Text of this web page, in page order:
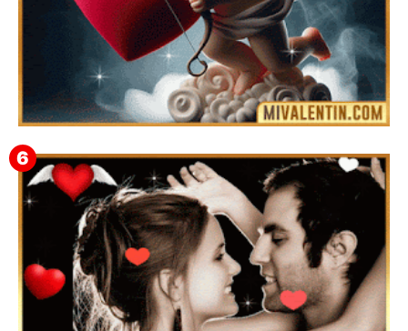
Feliz San Valentín Valeska